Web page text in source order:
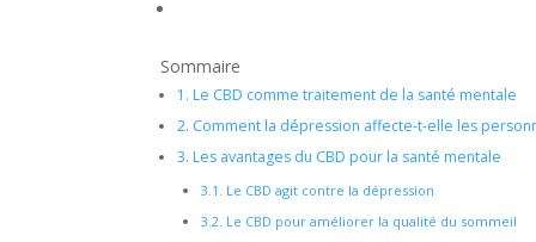
Sommaire
1. Le CBD comme traitement de la santé mentale
2. Comment la dépression affecte-t-elle les
3. Les avantages du CBD pour la santé mentale
3.1. Le CBD agit contre la dépression
3.2. Le CBD pour améliorer la qualité du sommeil